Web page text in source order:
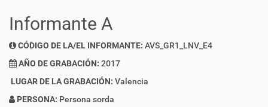
Informante A
CÓDIGO DE LA/EL INFORMANTE: AVS_GR1_LNV_E4
AÑO DE GRABACIÓN: 2017
LUGAR DE LA GRABACIÓN: Valencia
PERSONA: Persona sorda